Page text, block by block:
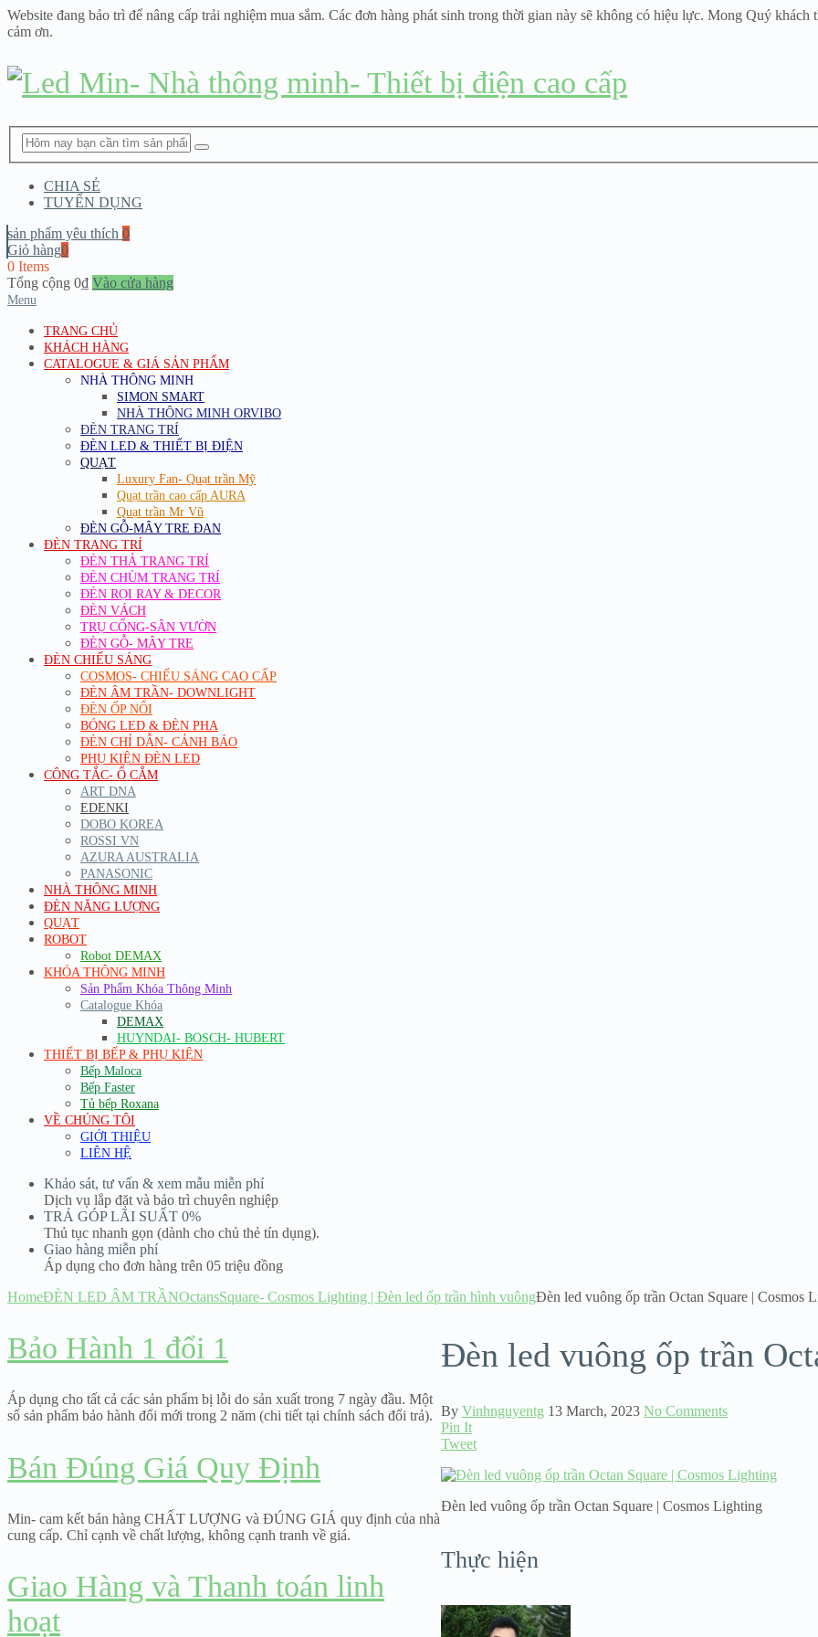
Website đang bảo trì để nâng cấp trải nghiệm mua sắm. Các đơn hàng phát sinh trong thời gian này sẽ không có hiệu lực. Mong Quý
cảm ơn.
CHIA SẺ
TUYỂN DỤNG
sản phẩm yêu thích 0
Giỏ hàng0
0 Items
Tổng cộng 0₫ Vào cửa hàng
Menu
TRANG CHỦ
KHÁCH HÀNG
CATALOGUE & GIÁ SẢN PHẨM
NHÀ THÔNG MINH
SIMON SMART
NHÀ THÔNG MINH ORVIBO
ĐÈN TRANG TRÍ
ĐÈN LED & THIẾT BỊ ĐIỆN
QUẠT
Luxury Fan- Quạt trần Mỹ
Quạt trần cao cấp AURA
Quạt trần Mr Vũ
ĐÈN GỖ-MÂY TRE ĐAN
ĐÈN TRANG TRÍ
ĐÈN THẢ TRANG TRÍ
ĐÈN CHÙM TRANG TRÍ
ĐÈN RỌI RAY & DECOR
ĐÈN VÁCH
TRỤ CỔNG-SÂN VƯỜN
ĐÈN GỖ- MÂY TRE
ĐÈN CHIẾU SÁNG
COSMOS- CHIẾU SÁNG CAO CẤP
ĐÈN ÂM TRẦN- DOWNLIGHT
ĐÈN ỐP NỔI
BÓNG LED & ĐÈN PHA
ĐÈN CHỈ DẪN- CẢNH BÁO
PHỤ KIỆN ĐÈN LED
CÔNG TẮC- Ổ CẮM
ART DNA
EDENKI
DOBO KOREA
ROSSI VN
AZURA AUSTRALIA
PANASONIC
NHÀ THÔNG MINH
ĐÈN NĂNG LƯỢNG
QUẠT
ROBOT
Robot DEMAX
KHÓA THÔNG MINH
Sản Phẩm Khóa Thông Minh
Catalogue Khóa
DEMAX
HUYNDAI- BOSCH- HUBERT
THIẾT BỊ BẾP & PHỤ KIỆN
Bếp Maloca
Bếp Faster
Tủ bếp Roxana
VỀ CHÚNG TÔI
GIỚI THIỆU
LIÊN HỆ
Khảo sát, tư vấn & xem mẫu miễn phí
Dịch vụ lắp đặt và bảo trì chuyên nghiệp
TRẢ GÓP LÃI SUẤT 0%
Thủ tục nhanh gọn (dành cho chủ thẻ tín dụng).
Giao hàng miễn phí
Áp dụng cho đơn hàng trên 05 triệu đồng
HomeĐÈN LED ÂM TRẦNOctansSquare- Cosmos Lighting | Đèn led ốp trần hình vuôngĐèn led vuông ốp trần Octan Square | Cosmos
Đèn led vuông ốp trần
By Vinhnguyentg 13 March, 2023 No Comments
Pin It
Tweet
Đèn led vuông ốp trần Octan Square | Cosmos Lighting
Thực hiện
Bảo Hành 1 đổi 1
Áp dụng cho tất cả các sản phẩm bị lỗi do sản xuất trong 7 ngày đầu. Một
số sản phẩm bảo hành đổi mới trong 2 năm (chi tiết tại chính sách đổi trả).
Bán Đúng Giá Quy Định
Min- cam kết bán hàng CHẤT LƯỢNG và ĐÚNG GIÁ quy định của nhà
cung cấp. Chỉ cạnh về chất lượng, không cạnh tranh về giá.
Giao Hàng và Thanh toán linh
hoạt